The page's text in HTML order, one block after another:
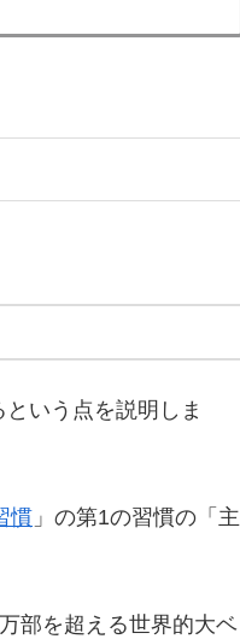
いう点を説明しま
慣 」の第1の習慣の「主
部を超える世界的大ベ